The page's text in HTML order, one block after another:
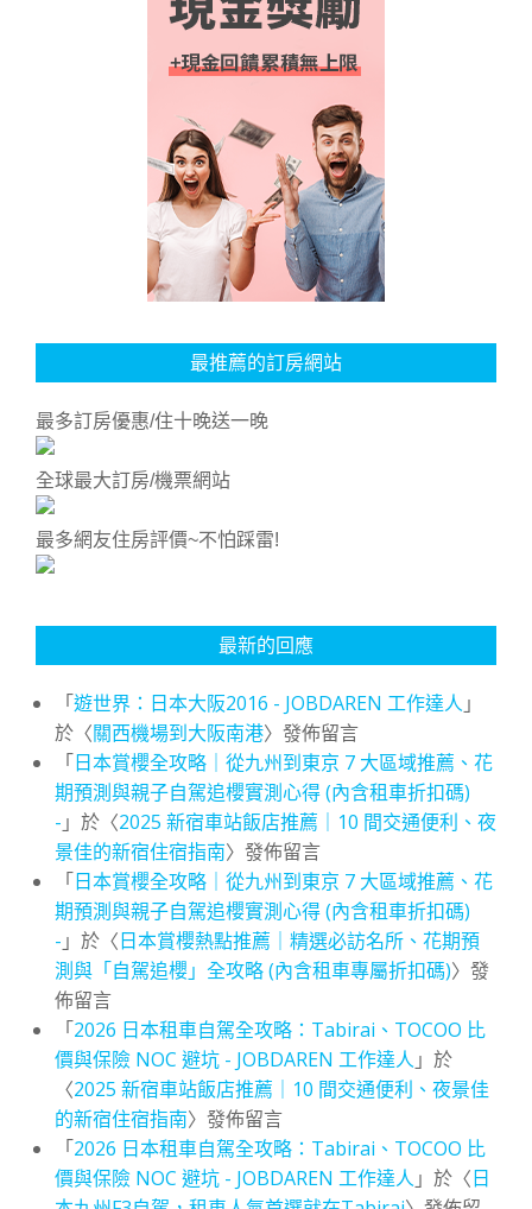
最推薦的訂房網站
最多訂房優惠/住十晚送一晚
全球最大訂房/機票網站
最多網友住房評價~不怕踩雷!
最新的回應
「遊世界：日本大阪2016 - JOBDAREN 工作達人 」
於〈關西機場到大阪南港〉發佈留言
「日本賞櫻全攻略｜從九州到東京 7 大區域推薦、花
期預測與親子自駕追櫻實測心得 (內含租車折扣碼)
- 」於〈2025 新宿車站飯店推薦｜10 間交通便利、夜
景佳的新宿住宿指南〉發佈留言
「日本賞櫻全攻略｜從九州到東京 7 大區域推薦、花
期預測與親子自駕追櫻實測心得 (內含租車折扣碼)
- 」於〈日本賞櫻熱點推薦｜精選必訪名所、花期預
測與「自駕追櫻」全攻略 (內含租車專屬折扣碼)〉發
佈留言
「2026 日本租車自駕全攻略：Tabirai、TOCOO 比
價與保險 NOC 避坑 - JOBDAREN 工作達人 」於
〈2025 新宿車站飯店推薦｜10 間交通便利、夜景佳
的新宿住宿指南〉發佈留言
「2026 日本租車自駕全攻略：Tabirai、TOCOO 比
價與保險 NOC 避坑 - JOBDAREN 工作達人 」於〈日